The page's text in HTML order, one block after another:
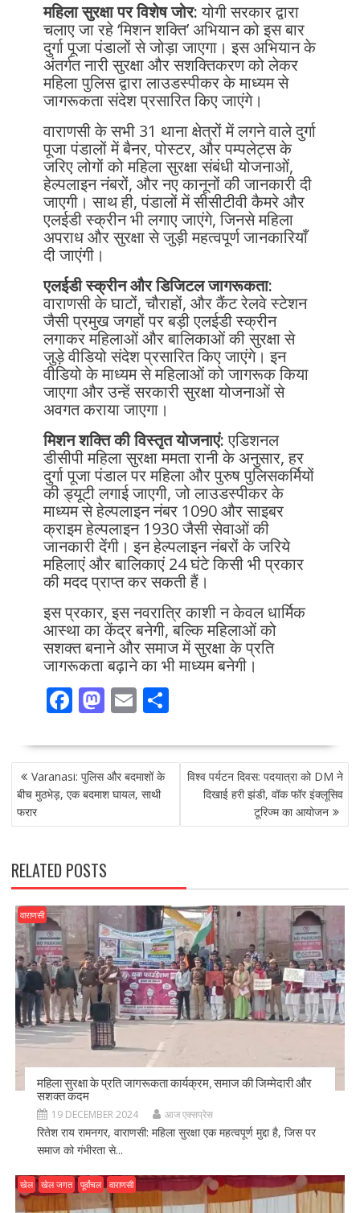
महिला सुरक्षा पर विशेष जोर:योगी सरकार द्वारा
चलाए जा रहे ‘मिशन शक्ति’ अभियान को इस बार
दुर्गा पूजा पंडालों से जोड़ा जाएगा। इस अभियान के
अंतर्गत नारी सुरक्षा और सशक्तिकरण को लेकर
महिला पुलिस द्वारा लाउडस्पीकर के माध्यम से
जागरूकता संदेश प्रसारित किए जाएंगे।
वाराणसी के सभी 31 थाना क्षेत्रों में लगने वाले दुर्गा
पूजा पंडालों में बैनर, पोस्टर, और पम्पलेट्स के
जरिए लोगों को महिला सुरक्षा संबंधी योजनाओं,
हेल्पलाइन नंबरों, और नए कानूनों की जानकारी दी
जाएगी। साथ ही, पंडालों में सीसीटीवी कैमरे और
एलईडी स्क्रीन भी लगाए जाएंगे, जिनसे महिला
अपराध और सुरक्षा से जुड़ी महत्वपूर्ण जानकारियाँ
दी जाएंगी।
एलईडी स्क्रीन और डिजिटल जागरूकता:
वाराणसी के घाटों, चौराहों, और कैंट रेलवे स्टेशन
जैसी प्रमुख जगहों पर बड़ी एलईडी स्क्रीन
लगाकर महिलाओं और बालिकाओं की सुरक्षा से
जुड़े वीडियो संदेश प्रसारित किए जाएंगे। इन
वीडियो के माध्यम से महिलाओं को जागरूक किया
जाएगा और उन्हें सरकारी सुरक्षा योजनाओं से
अवगत कराया जाएगा।
मिशन शक्ति की विस्तृत योजनाएं:एडिशनल
डीसीपी महिला सुरक्षा ममता रानी के अनुसार, हर
दुर्गा पूजा पंडाल पर महिला और पुरुष पुलिसकर्मियों
की ड्यूटी लगाई जाएगी, जो लाउडस्पीकर के
माध्यम से हेल्पलाइन नंबर 1090 और साइबर
क्राइम हेल्पलाइन 1930 जैसी सेवाओं की
जानकारी देंगी। इन हेल्पलाइन नंबरों के जरिये
महिलाएं और बालिकाएं 24 घंटे किसी भी प्रकार
की मदद प्राप्त कर सकती हैं।
इस प्रकार, इस नवरात्रि काशी न केवल धार्मिक
आस्था का केंद्र बनेगी, बल्कि महिलाओं को
सशक्त बनाने और समाज में सुरक्षा के प्रति
जागरूकता बढ़ाने का भी माध्यम बनेगी।
F
e
b
o
o
k
M
to
d
o
n
E
ai
l
S
ar
POST
NAVIGATION
Varanasi: पुलिस और बदमाशों के
बीच मुठभेड़, एक बदमाश घायल, साथी
फरार
विश्व पर्यटन दिवस: पदयात्रा को DM ने
दिखाई हरी झंडी, वॉक फॉर इंक्लूसिव
टूरिज्म का आयोजन
RELATED POSTS
वाराणसी
महिला सुरक्षा के प्रति जागरूकता कार्यक्रम, समाज की जिम्मेदारी और
सशक्त कदम
19 DECEMBER 2024 आज एक्सप्रेस
रितेश राय रामनगर, वाराणसी: महिला सुरक्षा एक महत्वपूर्ण मुद्दा है, जिस पर
समाज को गंभीरता से...
खेल खेल जगत पूर्वांचल वाराणसी